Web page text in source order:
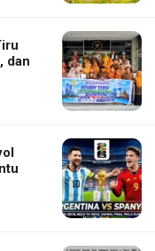
dan